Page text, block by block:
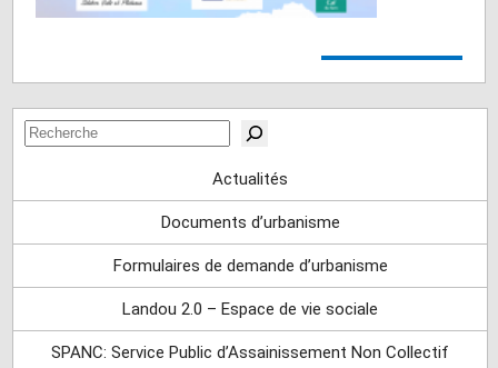
Rechercher
Actualités
Documents d’urbanisme
Formulaires de demande d’urbanisme
Landou 2.0 – Espace de vie sociale
SPANC: Service Public d’Assainissement Non Collectif